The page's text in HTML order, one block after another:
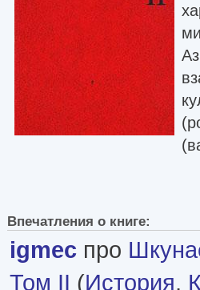
Впечатления о книге:
igmec про
Том II (История,